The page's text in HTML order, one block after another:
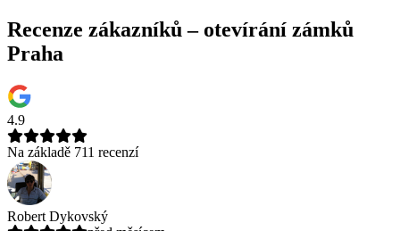
Recenze zákazníků – otevírání zámků
Praha
4.9
Na základě 711 recenzí
Robert Dykovský